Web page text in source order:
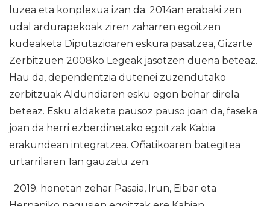
luzea eta konplexua izan da. 2014an erabaki zen
udal ardurapekoak ziren zaharren egoitzen
kudeaketa Diputazioaren eskura pasatzea, Gizarte
Zerbitzuen 2008ko Legeak jasotzen duena beteaz.
Hau da, dependentzia dutenei zuzendutako
zerbitzuak Aldundiaren esku egon behar direla
beteaz. Esku aldaketa pausoz pauso joan da, faseka
joan da herri ezberdinetako egoitzak Kabia
erakundean integratzea. Oñatikoaren bategitea
urtarrilaren 1an gauzatu zen.
2019. honetan zehar Pasaia, Irun, Eibar eta